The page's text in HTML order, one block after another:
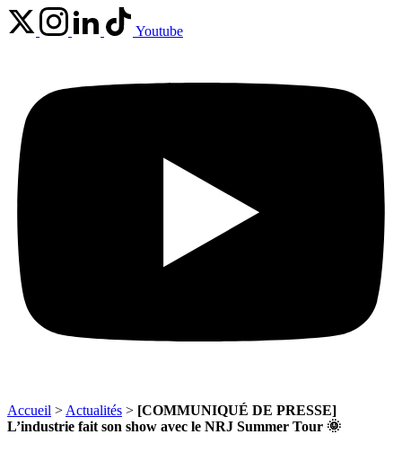
Youtube
Accueil > Actualités > [COMMUNIQUÉ DE PRESSE]
L’industrie fait son show avec le NRJ Summer Tour 🌞